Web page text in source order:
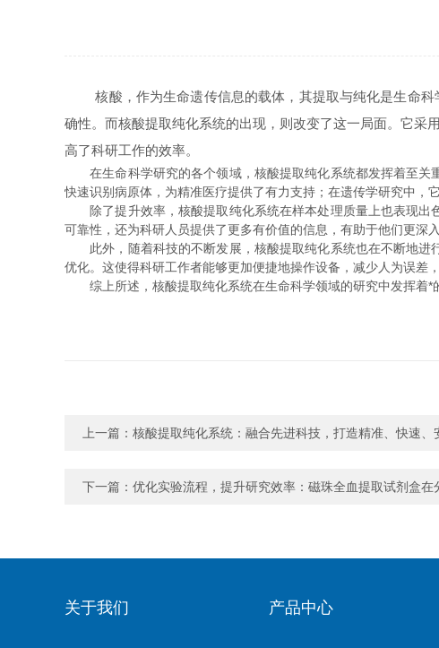
核酸，作为生命遗传信息的载体，其提取与纯化是生命科
确性。而核酸提取纯化系统的出现，则改变了这一局面。它采
高了科研工作的效率。
在生命科学研究的各个领域，核酸提取纯化系统都发挥着至关
快速识别病原体，为精准医疗提供了有力支持；在遗传学研究中，
除了提升效率，核酸提取纯化系统在样本处理质量上也表现出
可靠性，还为科研人员提供了更多有价值的信息，有助于他们更深
此外，随着科技的不断发展，核酸提取纯化系统也在不断地进
优化。这使得科研工作者能够更加便捷地操作设备，减少人为误差
综上所述，核酸提取纯化系统在生命科学领域的研究中发挥着*
上一篇： 核酸提取纯化系统：融合先进科技，打造精准、快速、
下一篇： 优化实验流程，提升研究效率：磁珠全血提取试剂盒
关于我们 产品中心